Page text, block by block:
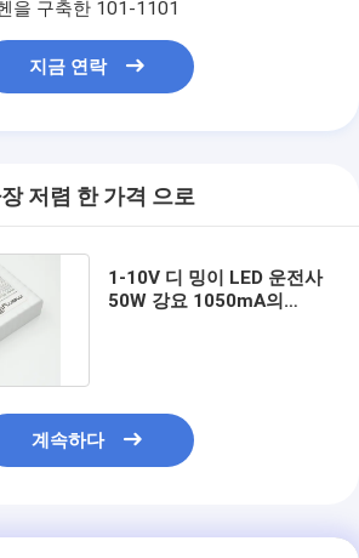
을 구축한 101-1101
지금 연락
저렴 한 가격 으로
1-10V 디 밍이 LED 운전사
50W 강요 1050mA의
계속하다